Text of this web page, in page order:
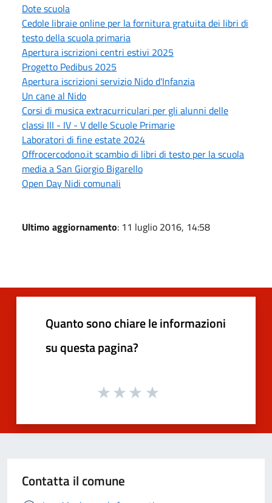
Dote scuola
Cedole libraie online per la fornitura gratuita dei libri di
testo della scuola primaria
Apertura iscrizioni centri estivi 2025
Progetto Pedibus 2025
Apertura iscrizioni servizio Nido d'Infanzia
Un cane al Nido
Corsi di musica extracurriculari per gli alunni delle
classi III - IV - V delle Scuole Primarie
Laboratori di fine estate 2024
Offrocercodono.it scambio di libri di testo per la scuola
media a San Giorgio Bigarello
Open Day Nidi comunali
Ultimo aggiornamento: 11 luglio 2016, 14:58
Quanto sono chiare le informazioni
su questa pagina?
Contatta il comune